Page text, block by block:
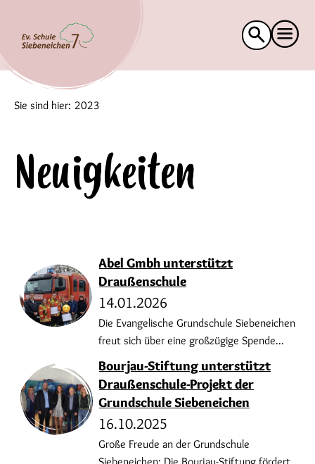
Suche
nach:
Sie sind hier: 2023
Neuigkeiten
Abel Gmbh unterstützt
Draußenschule
14.01.2026
Die Evangelische Grundschule Siebeneichen
freut sich über eine großzügige Spende...
Bourjau-Stiftung unterstützt
Draußenschule-Projekt der
Grundschule Siebeneichen
16.10.2025
Große Freude an der Grundschule